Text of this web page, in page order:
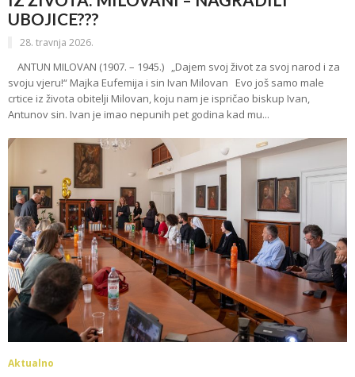
UBOJICE???
28. travnja 2026.
ANTUN MILOVAN (1907. – 1945.) „Dajem svoj život za svoj narod i za
svoju vjeru!“ Majka Eufemija i sin Ivan Milovan Evo još samo male
crtice iz života obitelji Milovan, koju nam je ispričao biskup Ivan,
Antunov sin. Ivan je imao nepunih pet godina kad mu...
Aktualno